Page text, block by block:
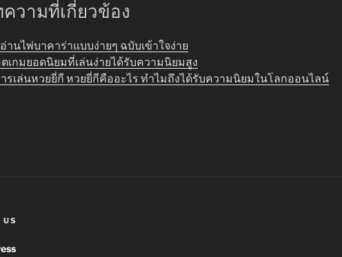
วามที่เกี่ยวข้อง
านไพ่บาคาร่าแบบง่ายๆ ฉบับเข้าใจง่าย
เกมยอดนิยมที่เล่นง่ายได้รับความนิยมสูง
รเล่นหวยยี่กี หวยยี่กีคืออะไร ทำไมถึงได้รับความนิยมในโลกออนไลน์
US